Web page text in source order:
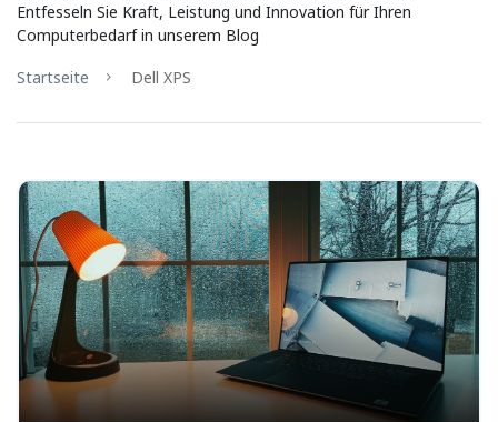
Entfesseln Sie Kraft, Leistung und Innovation für Ihren
Computerbedarf in unserem Blog
Startseite
Dell XPS